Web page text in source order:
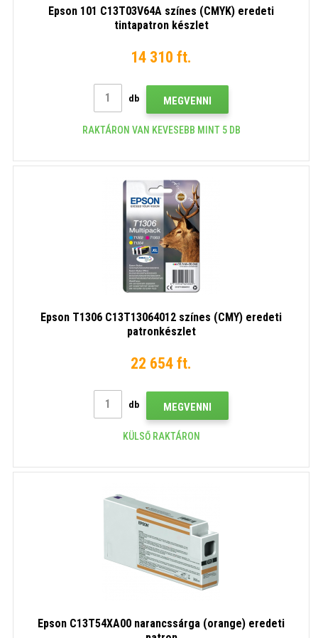
Epson 101 C13T03V64A színes (CMYK) eredeti
tintapatron készlet
14 310 ft.
db MEGVENNI
RAKTÁRON VAN KEVESEBB MINT 5 DB
Epson T1306 C13T13064012 színes (CMY) eredeti
patronkészlet
22 654 ft.
db MEGVENNI
KÜLSŐ RAKTÁRON
Epson C13T54XA00 narancssárga (orange) eredeti